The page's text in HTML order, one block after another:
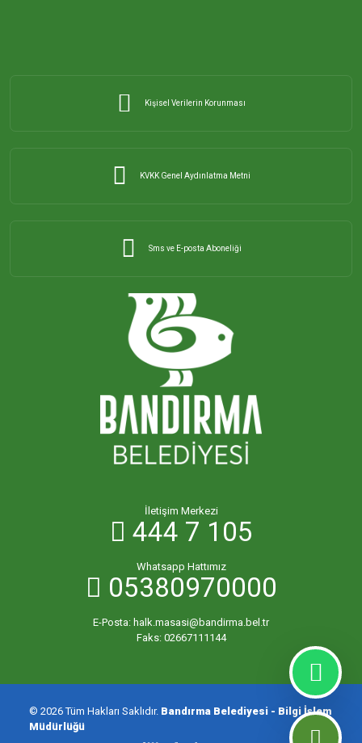
Kişisel Verilerin Korunması
KVKK Genel Aydınlatma Metni
Sms ve E-posta Aboneliği
İletişim Merkezi
444 7 105
Whatsapp Hattımız
05380970000
E-Posta: halk.masasi@bandirma.bel.tr
Faks: 02667111144
© 2026 Tüm Hakları Saklıdır. Bandırma Belediyesi - Bilgi İşlem
Müdürlüğü